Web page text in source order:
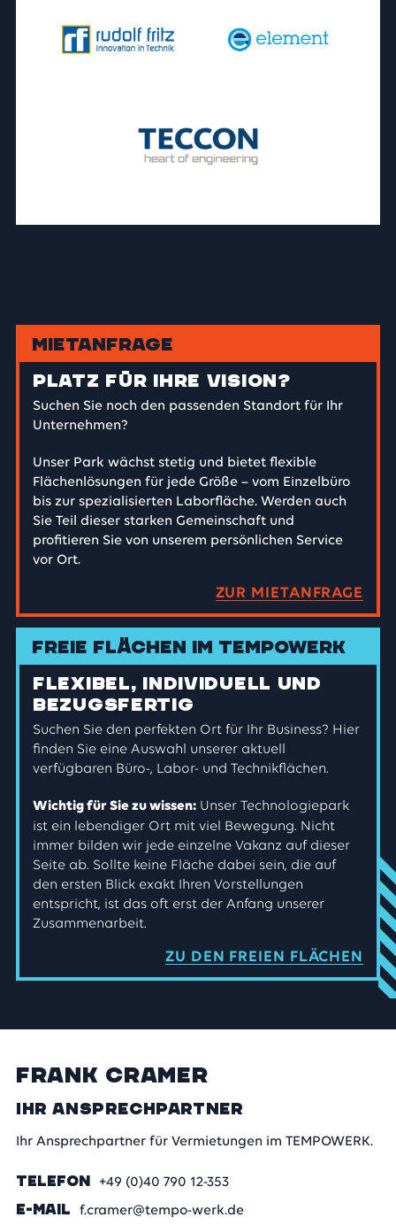
Mietanfrage
Platz für Ihre Vision?
Suchen Sie noch den passenden Standort für Ihr
Unternehmen?
Unser Park wächst stetig und bietet flexible
Flächenlösungen für jede Größe – vom Einzelbüro
bis zur spezialisierten Laborfläche. Werden auch
Sie Teil dieser starken Gemeinschaft und
profitieren Sie von unserem persönlichen Service
vor Ort.
ZUR MIETANFRAGE
Freie Flächen im TEMPOWERK
Flexibel, individuell und
bezugsfertig
Suchen Sie den perfekten Ort für Ihr Business? Hier
finden Sie eine Auswahl unserer aktuell
verfügbaren Büro-, Labor- und Technikflächen.
Wichtig für Sie zu wissen:Unser Technologiepark
ist ein lebendiger Ort mit viel Bewegung. Nicht
immer bilden wir jede einzelne Vakanz auf dieser
Seite ab. Sollte keine Fläche dabei sein, die auf
den ersten Blick exakt Ihren Vorstellungen
entspricht, ist das oft erst der Anfang unserer
Zusammenarbeit.
ZU DEN FREIEN FLÄCHEN
Frank Cramer
Ihr Ansprechpartner
Ihr Ansprechpartner für Vermietungen im TEMPOWERK.
TELEFON +49 (0)40 790 12-353
E-MAIL f.cramer@tempo-werk.de